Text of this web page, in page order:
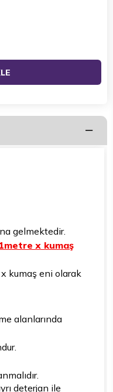
gelmektedir.
x kumaş
x kumaş eni olarak
alanlarında
deterjan ile